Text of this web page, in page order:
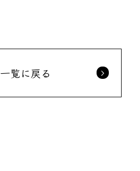
一覧に戻る